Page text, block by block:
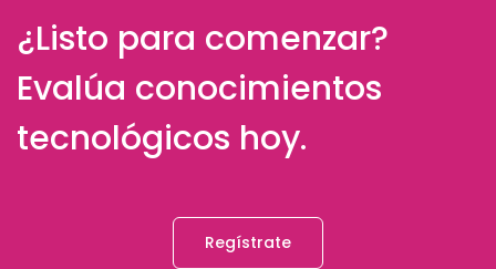
¿Listo para comenzar?
Evalúa conocimientos
tecnológicos hoy.
Regístrate